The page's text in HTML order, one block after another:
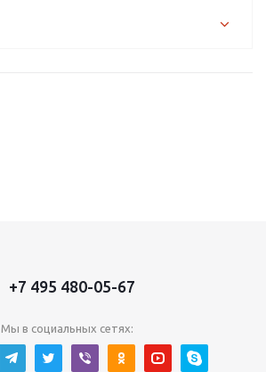
+7 495 480-05-67
Мы в социальных сетях: